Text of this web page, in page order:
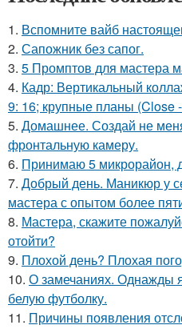
1. Вспомните вайб
2. Сапожник без сапог.
3. 5 Промптов для мастера
4. Кадр: Вертикальный
9: 16; крупные планы (Close
5. Домашнее. Создай не
фронтальную камеру.
6. Принимаю 5 микрорайон,
7. Добрый день. Маникюр у
мастера с опытом более
8. Мастера, скажите
отойти?
9. Плохой день? Плохая
10. О замечаниях. Однажды
белую футболку.
11. Причины появления